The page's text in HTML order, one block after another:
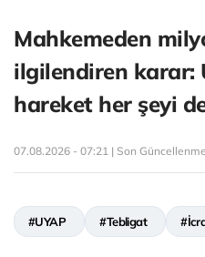
Mahkemeden
ilgilendiren karar:
hareket her şeyi
07.08.2026 - 07:21 | Son
#UYAP #Tebligat